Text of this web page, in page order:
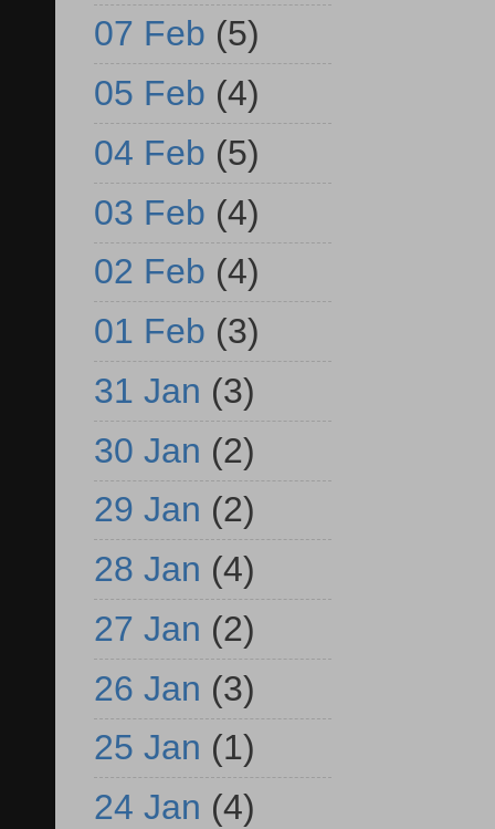
07 Feb (5)
05 Feb (4)
04 Feb (5)
03 Feb (4)
02 Feb (4)
01 Feb (3)
31 Jan (3)
30 Jan (2)
29 Jan (2)
28 Jan (4)
27 Jan (2)
26 Jan (3)
25 Jan (1)
24 Jan (4)